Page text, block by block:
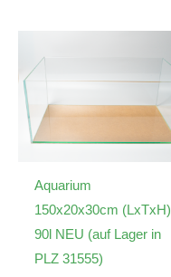
Aquarium
150x20x30cm (LxTxH)
90l NEU (auf Lager in
PLZ 31555)